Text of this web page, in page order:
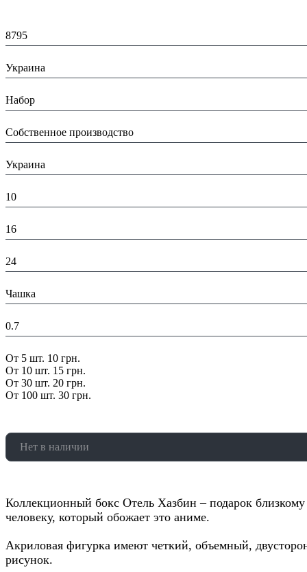
8795
Украина
Набор
Собственное производство
Украина
10
16
24
Чашка
0.7
От 5 шт. 10 грн.
От 10 шт. 15 грн.
От 30 шт. 20 грн.
От 100 шт. 30 грн.
Нет в наличии
Коллекционный бокс Отель Хазбин – подарок близкому
человеку, который обожает это аниме.
Акриловая фигурка имеют четкий, объемный,
рисунок.